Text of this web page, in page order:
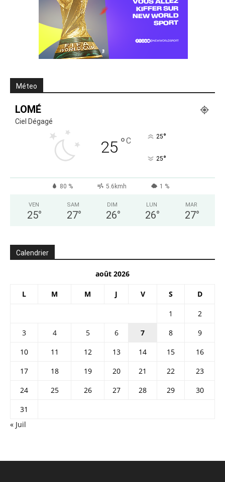
Méteo
LOMÉ
Ciel Dégagé
25 °C 25°
25°
80 % 5.6kmh 1 %
VEN
25°
SAM
27°
DIM
26°
LUN
26°
MAR
27°
Calendrier
août 2026
L M M J V S D
1
2
3
4 5 6 7 8
9
10
11 12 13 14 15
16
17
18 19 20 21 22
23
24
25 26 27 28 29
30
31
« Juil